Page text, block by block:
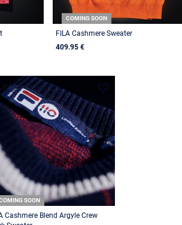
COMING SOON
FILA Cashmere Sweater
409.95 €
SOON
Cashmere Blend Argyle Crew